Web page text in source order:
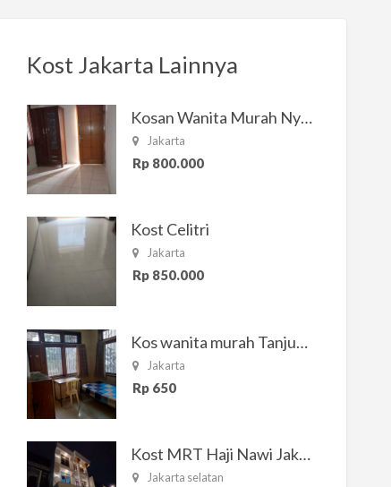
Kost Jakarta Lainnya
Kosan Wanita Murah Nyaman di Jakarta Selatan
Jakarta
Rp 800.000
Kost Celitri
Jakarta
Rp 850.000
Kos wanita murah Tanjung Duren Jakarta Barat
Jakarta
Rp 650
Kost MRT Haji Nawi Jakarta Selatan
Jakarta selatan